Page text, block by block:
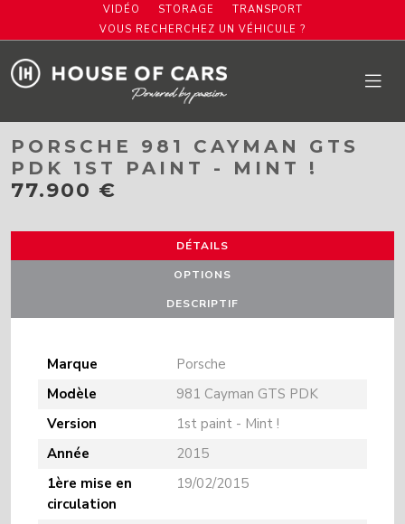
VIDÉO STORAGE
TRANSPORT
VOUS RECHERCHEZ UN VÉHICULE ?
PORSCHE 981 CAYMAN GTS
PDK 1ST PAINT - MINT !
77.900 €
DÉTAILS
OPTIONS
DESCRIPTIF
Marque
Porsche
Modèle
981 Cayman GTS PDK
Version
1st paint - Mint !
Année
2015
1ère mise en
circulation
19/02/2015